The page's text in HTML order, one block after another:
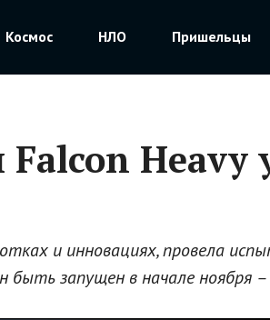
Космос НЛО Пришельцы
и инновациях, провела
запущен в начале ноября